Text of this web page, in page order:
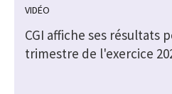
VIDÉO
CGI affiche ses résultats
trimestre de l'exercice